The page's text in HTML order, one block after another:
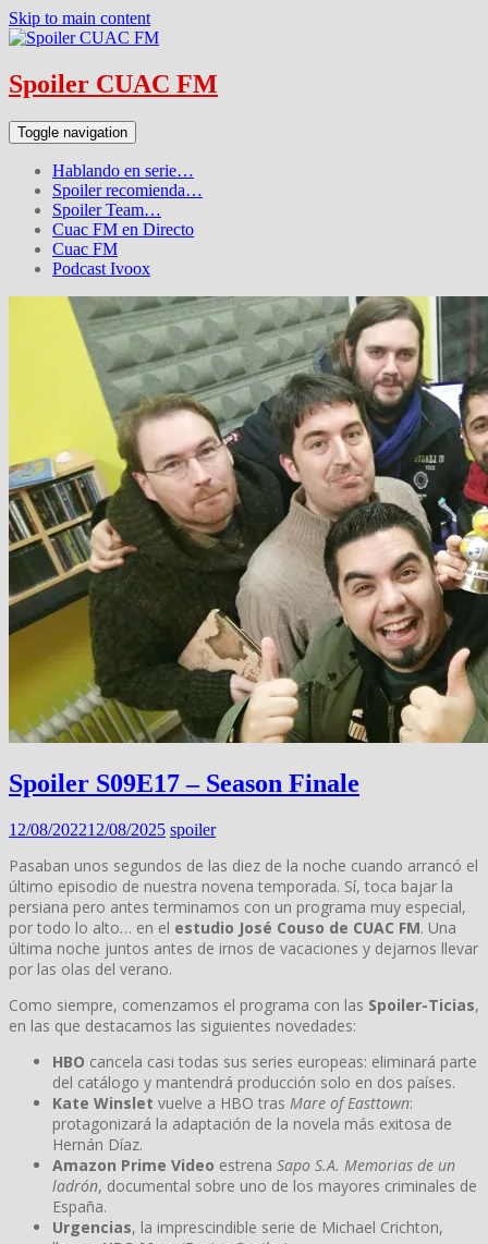
Skip to main content
Spoiler CUAC FM
Toggle navigation
Hablando en serie…
Spoiler recomienda…
Spoiler Team…
Cuac FM en Directo
Cuac FM
Podcast Ivoox
Spoiler S09E17 – Season Finale
12/08/202212/08/2025 spoiler
Pasaban unos segundos de las diez de la noche cuando arrancó el
último episodio de nuestra novena temporada. Sí, toca bajar la
persiana pero antes terminamos con un programa muy especial,
por todo lo alto… en el estudio José Couso de CUAC FM. Una
última noche juntos antes de irnos de vacaciones y dejarnos llevar
por las olas del verano.
Como siempre, comenzamos el programa con las Spoiler-Ticias,
en las que destacamos las siguientes novedades:
HBO cancela casi todas sus series europeas: eliminará parte
del catálogo y mantendrá producción solo en dos países.
Kate Winslet vuelve a HBO tras Mare of Easttown:
protagonizará la adaptación de la novela más exitosa de
Hernán Díaz.
Amazon Prime Video estrena Sapo S.A. Memorias de un
ladrón, documental sobre uno de los mayores criminales de
España.
Urgencias, la imprescindible serie de Michael Crichton,